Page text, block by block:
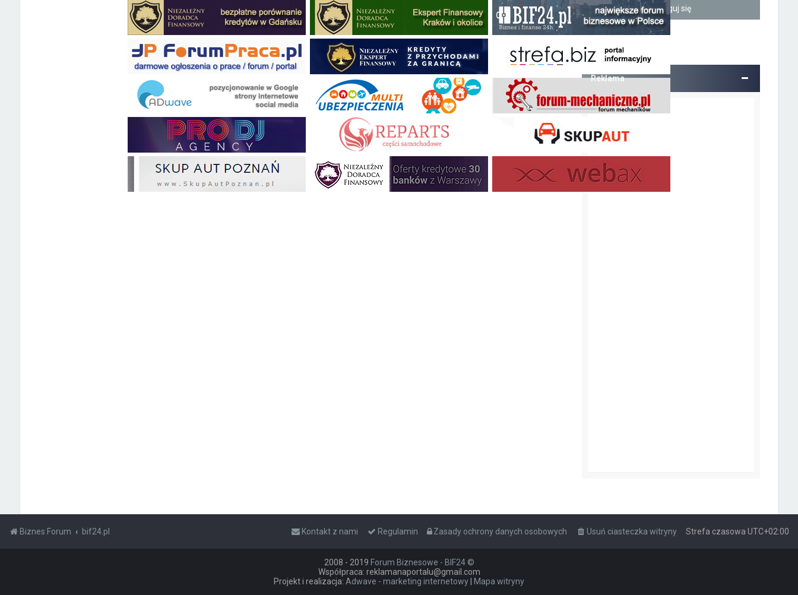
Reklama
Biznes Forum bif24.pl Strefa czasowa UTC+02:00
Usuń ciasteczka witryny
Zasady ochrony danych osobowych
Regulamin
Kontakt z nami
2008 - 2019 Forum Biznesowe - BIF24 ©
Współpraca: reklamanaportalu@gmail.com
Projekt i realizacja: Adwave - marketing internetowy Mapa witryny